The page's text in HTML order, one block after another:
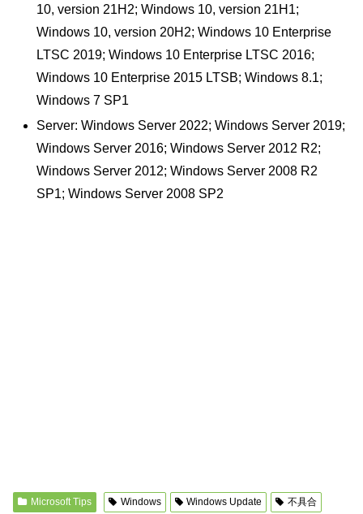
10, version 21H2; Windows 10, version 21H1;
Windows 10, version 20H2; Windows 10 Enterprise
LTSC 2019; Windows 10 Enterprise LTSC 2016;
Windows 10 Enterprise 2015 LTSB; Windows 8.1;
Windows 7 SP1
​Server: Windows Server 2022; Windows Server 2019;
Windows Server 2016; Windows Server 2012 R2;
Windows Server 2012; Windows Server 2008 R2
SP1; Windows Server 2008 SP2
Microsoft Tips Windows Windows Update
不具合